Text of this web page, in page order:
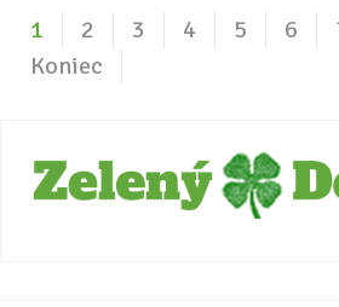
1 2 3 4 5 6
Koniec